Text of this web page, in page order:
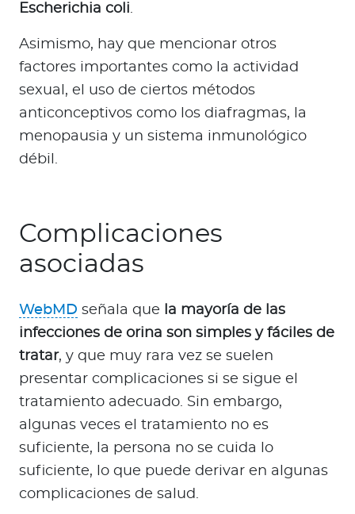
Escherichia coli.
Asimismo, hay que mencionar otros
factores importantes como la actividad
sexual, el uso de ciertos métodos
anticonceptivos como los diafragmas, la
menopausia y un sistema inmunológico
débil.
Complicaciones
asociadas
WebMD señala que
la mayoría de las
infecciones de orina son simples y fáciles de
tratar, y que muy rara vez se suelen
presentar complicaciones si se sigue el
tratamiento adecuado. Sin embargo,
algunas veces el tratamiento no es
suficiente, la persona no se cuida lo
suficiente, lo que puede derivar en algunas
complicaciones de salud.